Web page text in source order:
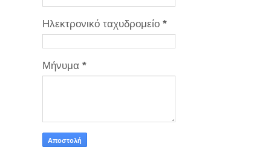
Ηλεκτρονικό ταχυδρομείο *
Μήνυμα *